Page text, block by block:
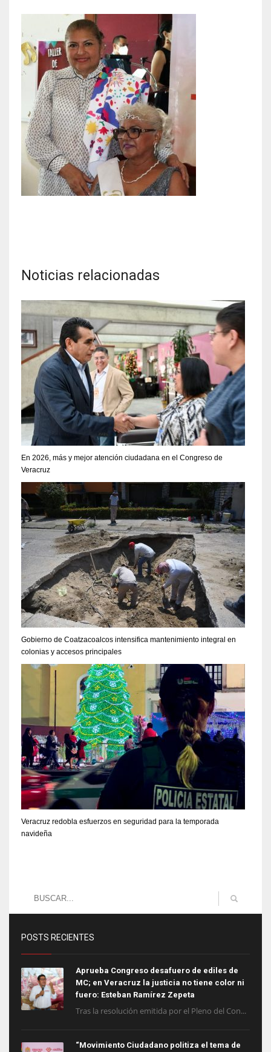
Noticias relacionadas
En 2026, más y mejor atención ciudadana en el Congreso de
Veracruz
Gobierno de Coatzacoalcos intensifica mantenimiento integral en
colonias y accesos principales
Veracruz redobla esfuerzos en seguridad para la temporada
navideña
POSTS RECIENTES
Aprueba Congreso desafuero de ediles de
MC; en Veracruz la justicia no tiene color ni
fuero: Esteban Ramírez Zepeta
Tras la resolución emitida por el Pleno del Con...
“Movimiento Ciudadano politiza el tema de